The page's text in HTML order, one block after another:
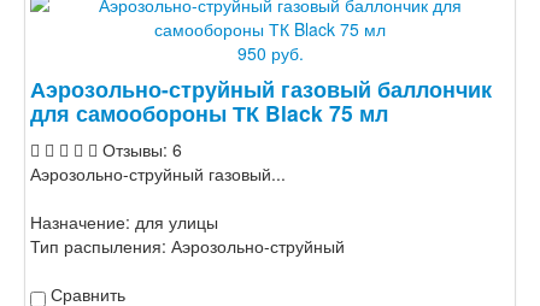
950 руб.
Аэрозольно-струйный газовый баллончик
для самообороны ТК Black 75 мл
Отзывы: 6
Аэрозольно-струйный газовый...
Назначение: для улицы
Тип распыления: Аэрозольно-струйный
Сравнить